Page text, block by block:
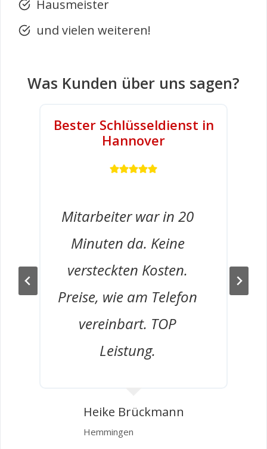
Hausmeister
und vielen weiteren!
Was Kunden über uns sagen?
Bester Schlüsseldienst in
Hannover
Mitarbeiter war in 20
Minuten da. Keine
versteckten Kosten.
Preise, wie am Telefon
vereinbart. TOP
Leistung.
Heike Brückmann
Hemmingen